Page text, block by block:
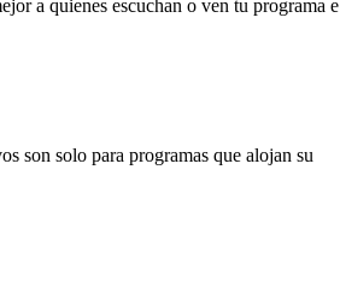
a quienes escuchan o ven tu programa e
son solo para programas que alojan su